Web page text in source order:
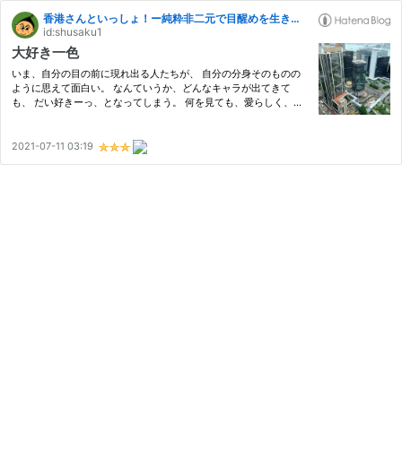
香港さんといっしょ！ー純粋非二元で目醒めを生きるー
id:shusaku1
大好き一色
いま、自分の目の前に現れ出る人たちが、 自分の分身そのものの
ように思えて面白い。 なんていうか、どんなキャラが出てきて
も、 だい好きーっ、となってしまう。 何を見ても、愛らしく、愛
で、…
2021-07-11 03:19